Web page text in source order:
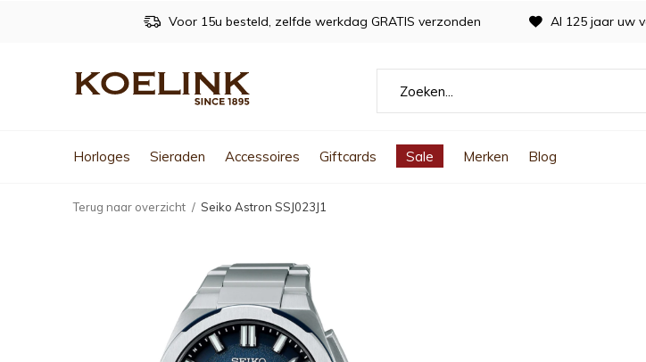
Horloges Sieraden Accessoires Giftcards Sale Merken Blog
Voor 15u besteld, zelfde werkdag GRATIS verzonden Al 125 jaar uw
Terug naar overzicht Seiko Astron SSJ023J1